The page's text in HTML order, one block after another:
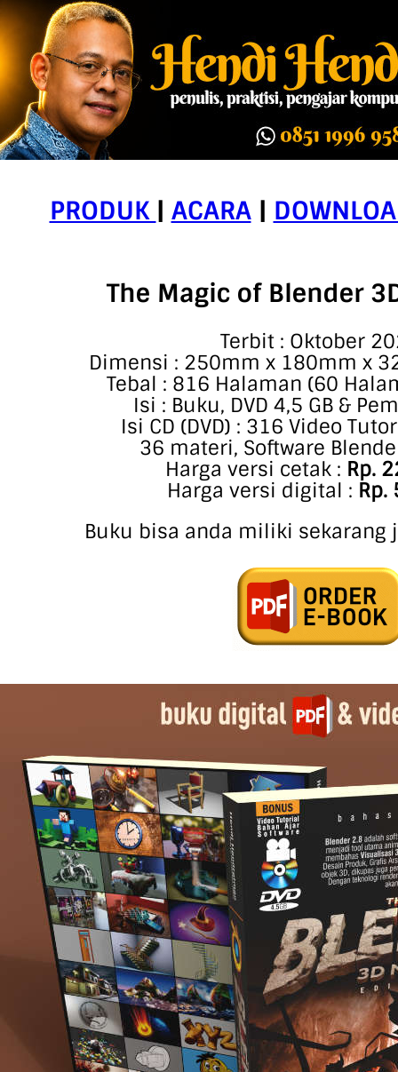
PRODUK | ACARA|
The Magic of Blender
Terbit : Oktober
Dimensi : 250mm x 180mm x
Tebal : 816 Halaman (60
Isi : Buku, DVD 4,5 GB &
Isi CD (DVD) : 316 Video
36 materi, Software
Harga versi cetak : Rp.
Harga versi digital : Rp.
Buku bisa anda miliki sekarang